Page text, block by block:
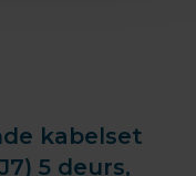
kabelset
5 deurs,